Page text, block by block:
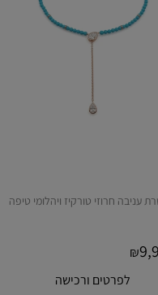
עניבה חרוזי טורקיז ויהלומי טיפה
₪
לפרטים ורכישה